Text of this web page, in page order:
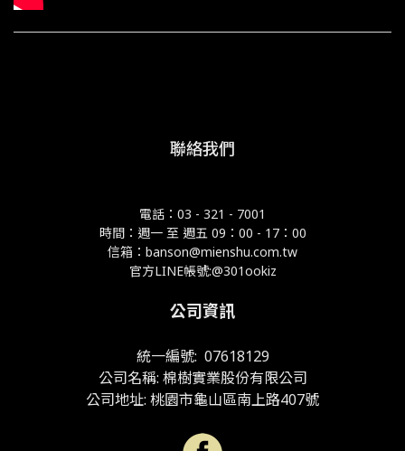
聯絡我們
電話：03 - 321 - 7001
時間：週一 至 週五 09：00 - 17：00
信箱：banson@mienshu.com.tw
官方LINE帳號:@301ookiz
公司資訊
統一編號: 07618129
公司名稱: 棉樹實業股份有限公司
公司地址: 桃園市龜山區南上路407號